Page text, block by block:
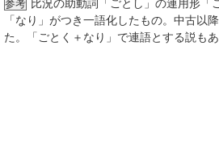
参考 比況の助動詞「ごとし」の連用形「
「なり」がつき一語化したもの。中古以
た。「ごとく＋なり」で連語とする説もあ